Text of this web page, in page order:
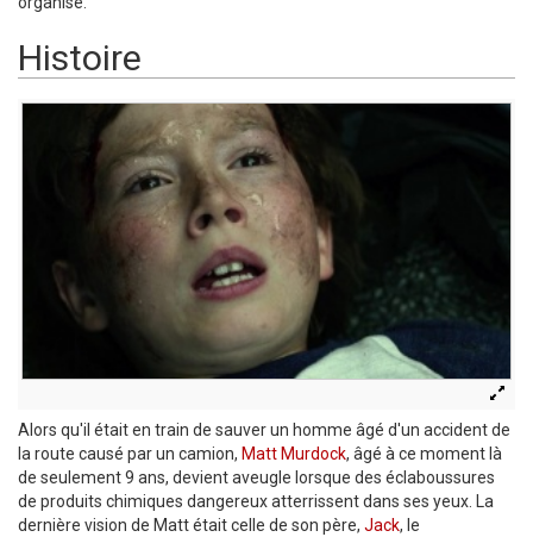
Histoire
Alors qu'il était en train de sauver un homme âgé d'un accident de
la route causé par un camion, Matt Murdock, âgé à ce moment là
de seulement 9 ans, devient aveugle lorsque des éclaboussures
de produits chimiques dangereux atterrissent dans ses yeux. La
dernière vision de Matt était celle de son père, Jack, le